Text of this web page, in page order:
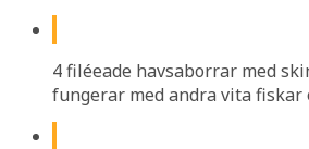
4 filéeade havsaborrar med
fungerar med andra vita fiskar